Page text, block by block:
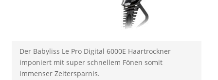
Der Babyliss Le Pro Digital 6000E Haartrockner
imponiert mit super schnellem Fönen somit
immenser Zeitersparnis.